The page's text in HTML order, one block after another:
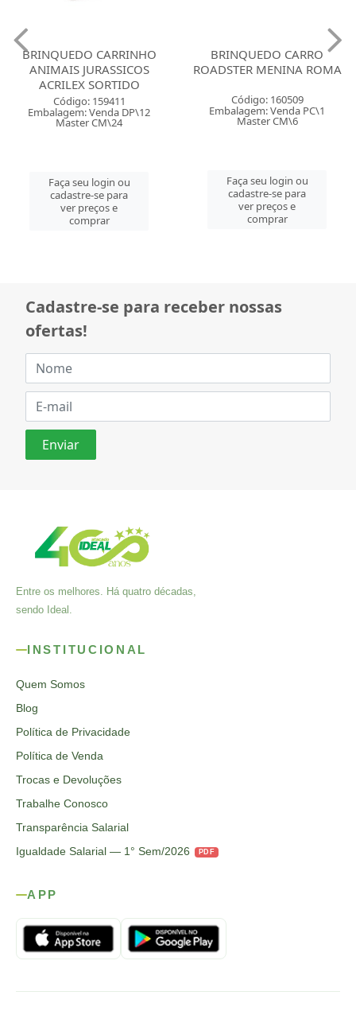
BRINQUEDO CARRINHO
ANIMAIS JURASSICOS
ACRILEX SORTIDO
Código: 159411
Embalagem: Venda DP\12
Master CM\24
Faça seu login ou
cadastre-se para
ver preços e
comprar
BRINQUEDO CARRO
ROADSTER MENINA ROMA
Código: 160509
Embalagem: Venda PC\1
Master CM\6
Faça seu login ou
cadastre-se para
ver preços e
comprar
Cadastre-se para receber nossas
ofertas!
Entre os melhores. Há quatro décadas,
sendo Ideal.
INSTITUCIONAL
Quem Somos
Blog
Política de Privacidade
Política de Venda
Trocas e Devoluções
Trabalhe Conosco
Transparência Salarial
Igualdade Salarial — 1° Sem/2026
PDF
APP